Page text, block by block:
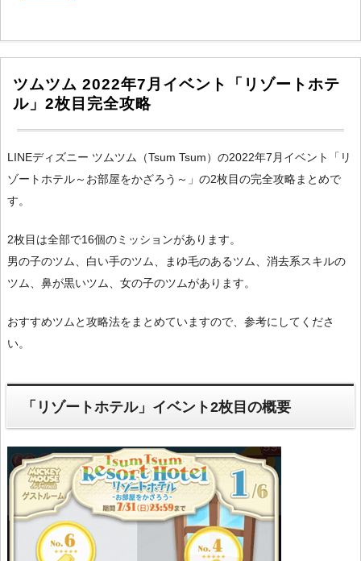
ツムツム 2022年7月イベント「リゾートホテ
ル」2枚目完全攻略
LINEディズニー ツムツム（Tsum Tsum）の2022年7月イベント「リ
ゾートホテル～お部屋をかざろう～」の2枚目の完全攻略まとめで
す。
2枚目は全部で16個のミッションがあります。
男の子のツム、白い手のツム、まゆ毛のあるツム、消去系スキルの
ツム、鼻が黒いツム、女の子のツムがあります。
おすすめツムと攻略法をまとめていますので、参考にしてくださ
い。
「リゾートホテル」イベント2枚目の概要